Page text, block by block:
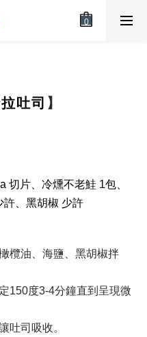
吐司 】
切片、冷燻不老鮭 1包、
許、黑胡椒 少許
欖油、海鹽、黑胡椒拌
150度3-4分鐘直到呈現微
吐司吸收。